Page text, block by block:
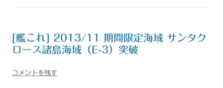
[艦これ] 2013/11 期間限定海域 サンタク
ロース諸島海域（E-3）突破
コメントを残す